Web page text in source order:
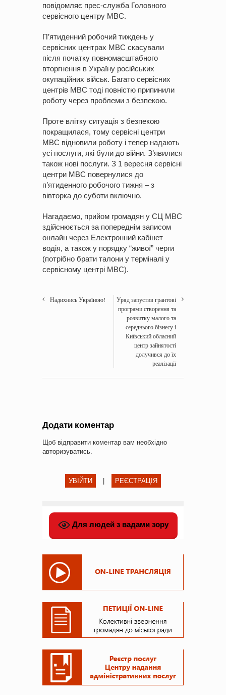
повідомляє прес-служба Головного
сервісного центру МВС.
П’ятиденний робочий тиждень у
сервісних центрах МВС скасували
після початку повномасштабного
вторгнення в Україну російських
окупаційних військ. Багато сервісних
центрів МВС тоді повністю припинили
роботу через проблеми з безпекою.
Проте влітку ситуація з безпекою
покращилася, тому сервісні центри
МВС відновили роботу і тепер надають
усі послуги, які були до війни. З’явилися
також нові послуги. З 1 вересня сервісні
центри МВС повернулися до
п’ятиденного робочого тижня – з
вівторка до суботи включно.
Нагадаємо, прийом громадян у СЦ МВС
здійснюється за попереднім записом
онлайн через Електронний кабінет
водія, а також у порядку “живої” черги
(потрібно брати талони у терміналі у
сервісному центрі МВС).
Надихнись Україною!
Уряд запустив грантові
програми створення та
розвитку малого та
середнього бізнесу і
Київський обласний
центр зайнятості
долучився до їх
реалізації
Додати коментар
Щоб відправити коментар вам необхідно
авторизуватись
УВІЙТИ РЕЄСТРАЦІЯ
Для людей з вадами зору